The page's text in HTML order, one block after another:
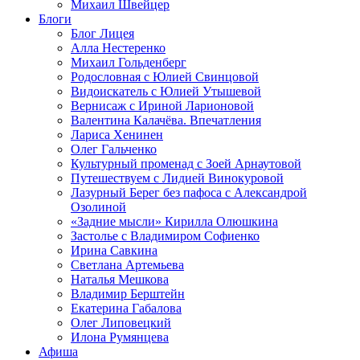
Михаил Швейцер
Блоги
Блог Лицея
Алла Нестеренко
Михаил Гольденберг
Родословная с Юлией Свинцовой
Видоискатель с Юлией Утышевой
Вернисаж с Ириной Ларионовой
Валентина Калачёва. Впечатления
Лариса Хенинен
Олег Гальченко
Культурный променад с Зоей Арнаутовой
Путешествуем с Лидией Винокуровой
Лазурный Берег без пафоса с Александрой
Озолиной
«Задние мысли» Кирилла Олюшкина
Застолье с Владимиром Софиенко
Ирина Савкина
Светлана Артемьева
Наталья Мешкова
Владимир Берштейн
Екатерина Габалова
Олег Липовецкий
Илона Румянцева
Афиша